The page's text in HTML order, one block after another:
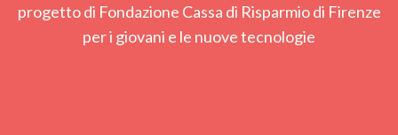
progetto di Fondazione Cassa di Risparmio di Firenze
per i giovani e le nuove tecnologie